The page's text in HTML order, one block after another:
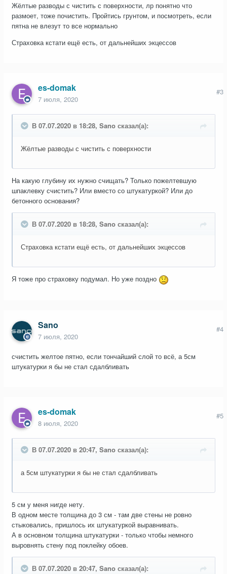
Жёлтые разводы с чистить с поверхности, лр понятно что
размоет, тоже почистить. Пройтись грунтом, и посмотреть, если
пятна не влезут то все нормально
Страховка кстати ещё есть, от дальнейших экцессов
es-domak
7 июля, 2020
#3
В 07.07.2020 в 18:28, Sano сказал(а):
Жёлтые разводы с чистить с поверхности
На какую глубину их нужно счищать? Только пожелтевшую
шпаклевку счистить? Или вместо со штукатуркой? Или до
бетонного основания?
В 07.07.2020 в 18:28, Sano сказал(а):
Страховка кстати ещё есть, от дальнейших экцессов
Я тоже про страховку подумал. Но уже поздно
Sano
7 июля, 2020
#4
счистить желтое пятно, если тончайший слой то всё, а 5см
штукатурки я бы не стал сдалбливать
es-domak
8 июля, 2020
#5
В 07.07.2020 в 20:47, Sano сказал(а):
а 5см штукатурки я бы не стал сдалбливать
5 см у меня нигде нету.
В одном месте толщина до 3 см - там две стены не ровно
стыковались, пришлось их штукатуркой выравнивать.
А в основном толщина штукатурки - только чтобы немного
выровнять стену под поклейку обоев.
В 07.07.2020 в 20:47, Sano сказал(а):